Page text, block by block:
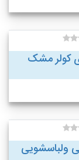
کولر مشک
ولباسشویی